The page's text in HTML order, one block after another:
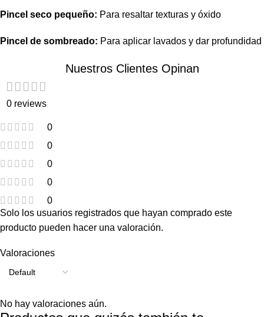
Pincel seco pequeño: Para resaltar texturas y óxido
Pincel de sombreado: Para aplicar lavados y dar profundidad
Nuestros Clientes Opinan
0 reviews
0
0
0
0
0
Valoraciones
No hay valoraciones aún.
Solo los usuarios registrados que hayan comprado este
producto pueden hacer una valoración.